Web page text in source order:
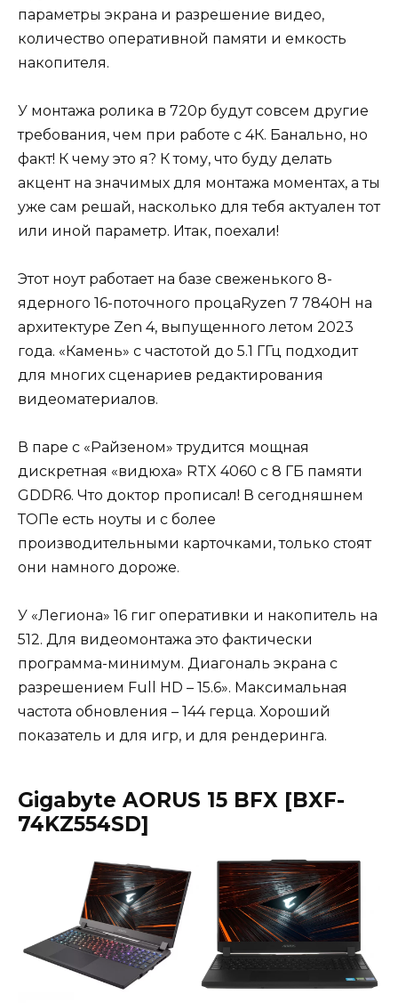
параметры экрана и разрешение видео,
количество оперативной памяти и емкость
накопителя.
У монтажа ролика в 720р будут совсем другие
требования, чем при работе с 4К. Банально, но
факт! К чему это я? К тому, что буду делать
акцент на значимых для монтажа моментах, а ты
уже сам решай, насколько для тебя актуален тот
или иной параметр. Итак, поехали!
Этот ноут работает на базе свеженького 8-
ядерного 16-поточного процаRyzen 7 7840H на
архитектуре Zen 4, выпущенного летом 2023
года. «Камень» с частотой до 5.1 ГГц подходит
для многих сценариев редактирования
видеоматериалов.
В паре с «Райзеном» трудится мощная
дискретная «видюха» RTX 4060 с 8 ГБ памяти
GDDR6. Что доктор прописал! В сегодняшнем
ТОПе есть ноуты и с более
производительными карточками, только стоят
они намного дороже.
У «Легиона» 16 гиг оперативки и накопитель на
512. Для видеомонтажа это фактически
программа-минимум. Диагональ экрана с
разрешением Full HD – 15.6». Максимальная
частота обновления – 144 герца. Хороший
показатель и для игр, и для рендеринга.
Gigabyte AORUS 15 BFX [BXF-
74KZ554SD]